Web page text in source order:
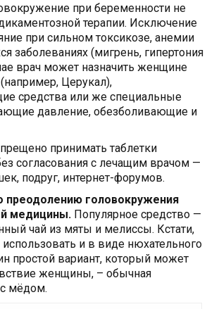
при беременности не
терапии. Исключение
при сильном токсикозе, анемии
заболеваниях (мигрень, гипертония
врач может назначить женщине
Церукал),
средства или же специальные
давление, обезболивающие и
принимать таблетки
согласования с лечащим врачом —
подруг, интернет-форумов.
преодолению головокружения
медицины. Популярное средство —
чай из мяты и мелиссы. Кстати,
и в виде нюхательного
простой вариант, который может
женщины, – обычная
мёдом.